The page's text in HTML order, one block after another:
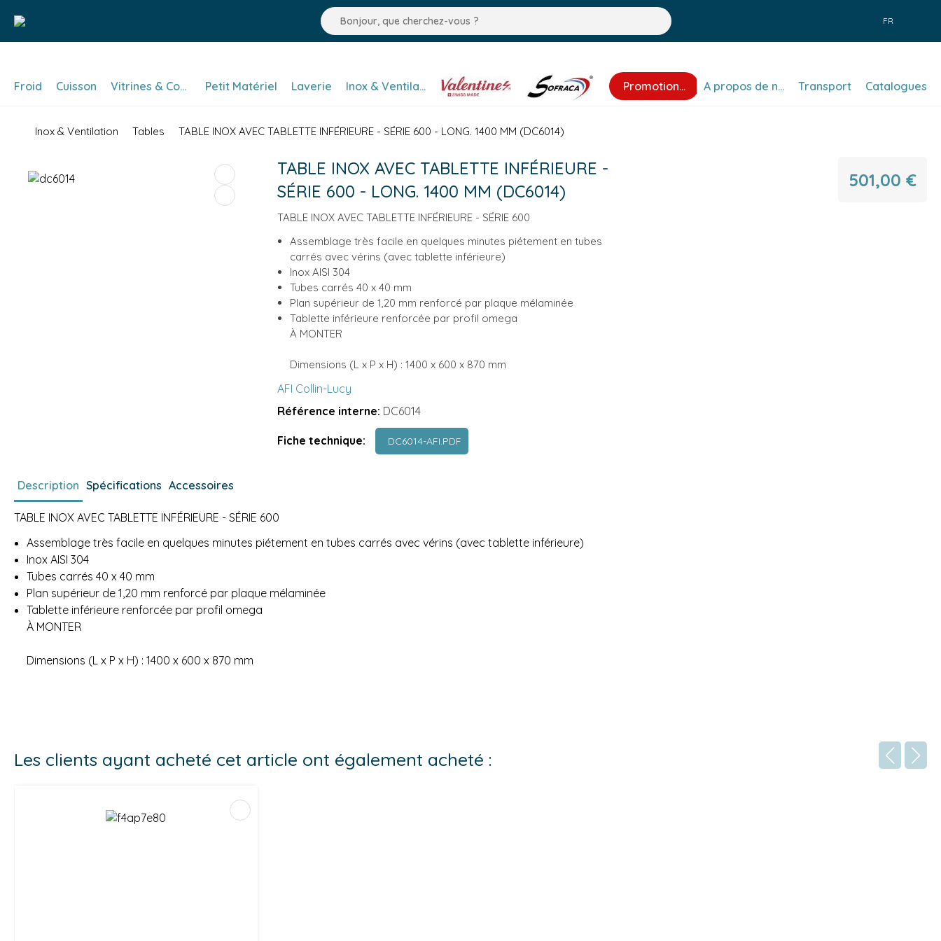
FR
Froid Cuisson Vitrines & Comptoirs Petit Matériel Laverie Inox & Ventilation Valentine Sofraca Promotions A propos de nous Transport Catalogues
Inox & Ventilation Tables TABLE INOX AVEC TABLETTE INFÉRIEURE - SÉRIE 600 - LONG. 1400 MM (DC6014)
TABLE INOX AVEC TABLETTE INFÉRIEURE -
SÉRIE 600 - LONG. 1400 MM (DC6014)
TABLE INOX AVEC TABLETTE INFÉRIEURE - SÉRIE 600
Assemblage très facile en quelques minutes piétement en tubes
carrés avec vérins (avec tablette inférieure)
Inox AISI 304
Tubes carrés 40 x 40 mm
Plan supérieur de 1,20 mm renforcé par plaque mélaminée
Tablette inférieure renforcée par profil omega
À MONTER
Dimensions (L x P x H) : 1400 x 600 x 870 mm
AFI Collin-Lucy
Référence interne: DC6014
Fiche technique: DC6014-AFI.PDF
501,00 €
Description Spécifications Accessoires
TABLE INOX AVEC TABLETTE INFÉRIEURE - SÉRIE 600
Assemblage très facile en quelques minutes piétement en tubes carrés avec vérins (avec tablette inférieure)
Inox AISI 304
Tubes carrés 40 x 40 mm
Plan supérieur de 1,20 mm renforcé par plaque mélaminée
Tablette inférieure renforcée par profil omega
À MONTER
Dimensions (L x P x H) : 1400 x 600 x 870 mm
Les clients ayant acheté cet article ont également acheté :